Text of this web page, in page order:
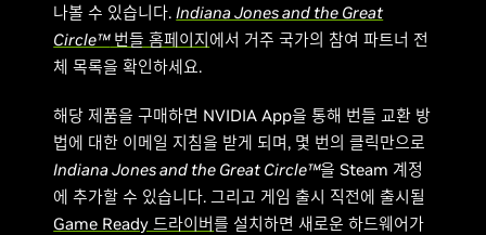
나볼 수 있습니다. Indiana Jones and the Great
Circle™번들 홈페이지에서 거주 국가의 참여 파트너 전
체 목록을 확인하세요.
해당 제품을 구매하면 NVIDIA App을 통해 번들 교환 방
법에 대한 이메일 지침을 받게 되며, 몇 번의 클릭만으로
Indiana Jones and the Great Circle™을 Steam 계정
에 추가할 수 있습니다. 그리고 게임 출시 직전에 출시될
Game Ready 드라이버를 설치하면 새로운 하드웨어가